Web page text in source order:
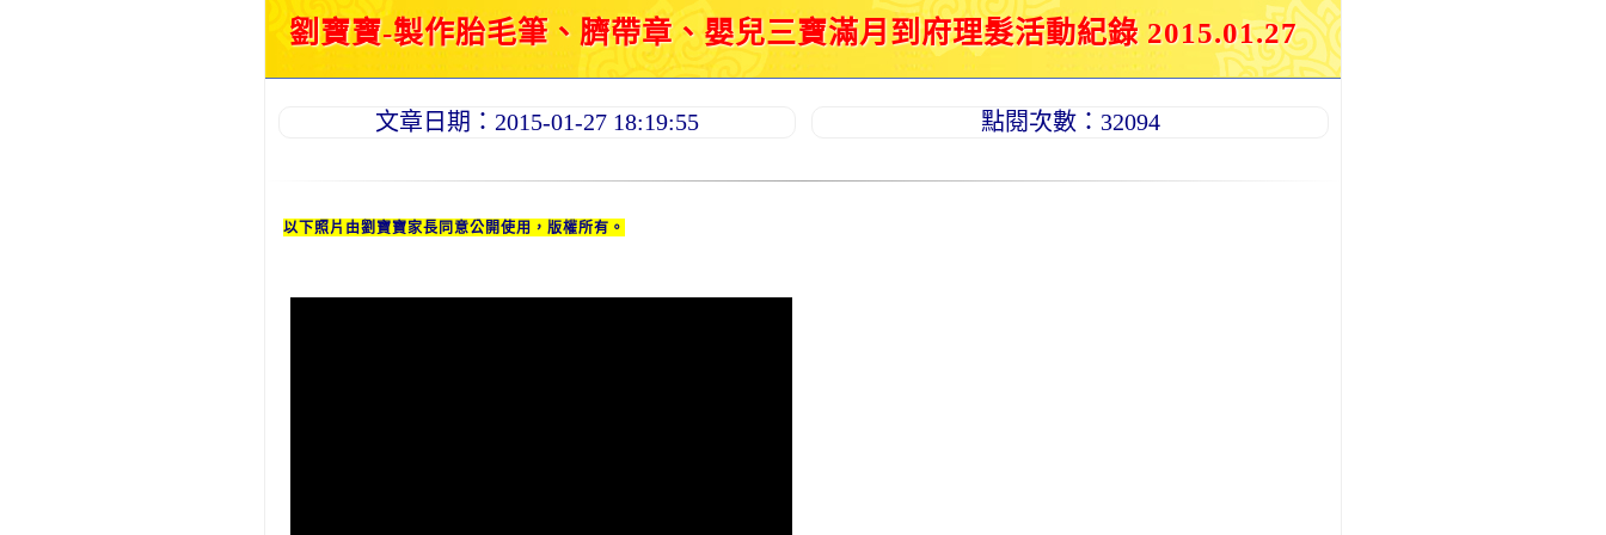
劉寶寶-製作胎毛筆、臍帶章、嬰兒三寶滿月到府理髮活動紀錄 2015.01.27
文章日期：2015-01-27 18:19:55 點閱次數：32094
以下照片由劉 寶寶家長同意公開使用，版權所有。